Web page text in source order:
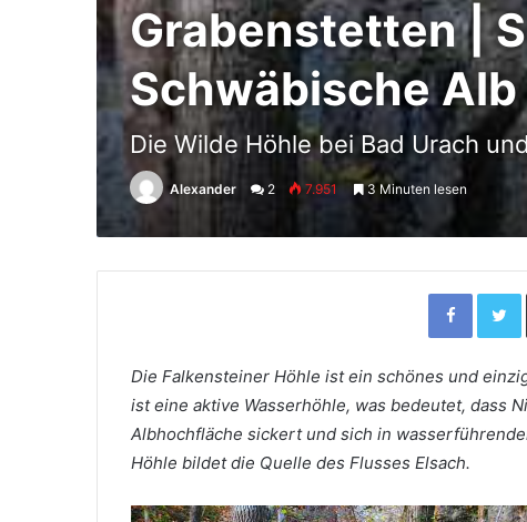
Grabenstetten |
Schwäbische Alb
Die Wilde Höhle bei Bad Urach
Alexander 2 7.951 3 Minuten lesen
Facebook Twitter
Die Falkensteiner Höhle ist ein schönes und
ist eine aktive Wasserhöhle, was bedeutet, dass
Albhochfläche sickert und sich in
Höhle bildet die Quelle des Flusses Elsach.